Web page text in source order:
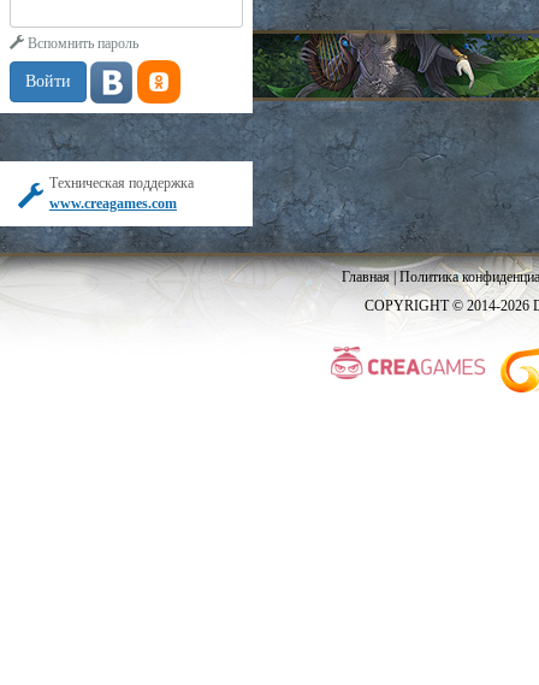
Вспомнить пароль
Техническая поддержка
www.creagames.com
Главная|Политика
COPYRIGHT © 2014-2026